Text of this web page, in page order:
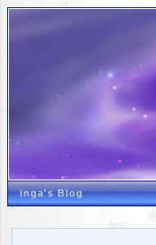
inga's Blog